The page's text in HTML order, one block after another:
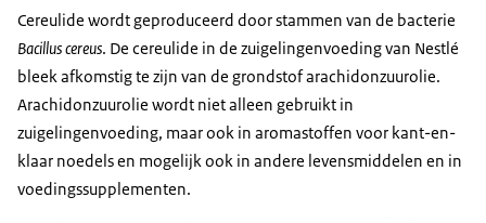
Cereulide wordt geproduceerd door stammen van de bacterie
Bacillus cereus. De cereulide in de zuigelingenvoeding van Nestlé
bleek afkomstig te zijn van de grondstof arachidonzuurolie.
Arachidonzuurolie wordt niet alleen gebruikt in
zuigelingenvoeding, maar ook in aromastoffen voor kant-en-
klaar noedels en mogelijk ook in andere levensmiddelen en in
voedingssupplementen.